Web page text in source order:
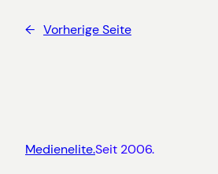
← Vorherige Seite
Medienelite.Seit 2006.